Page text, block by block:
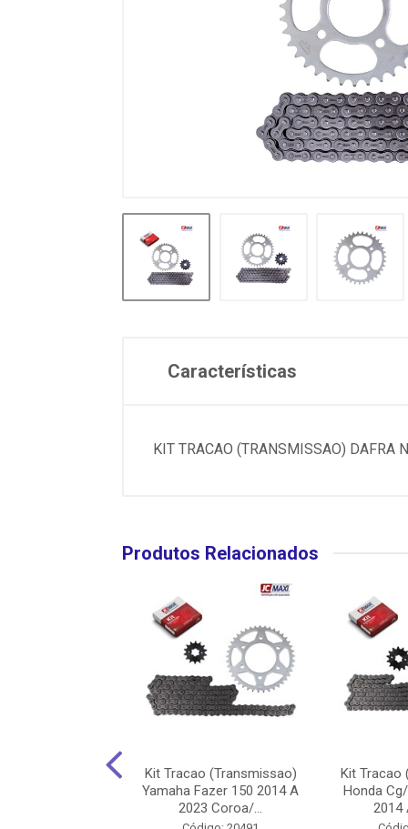
Características
KIT TRACAO (TRANSMISSAO)
Produtos Relacionados
Kit Tracao (Transmissao)
Yamaha Fazer 150 2014 A
2023 Coroa/...
Kit Tracao
Honda
2014